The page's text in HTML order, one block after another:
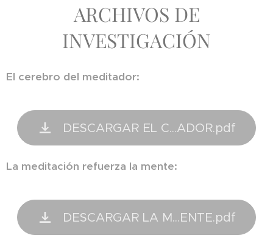
ARCHIVOS DE
INVESTIGACIÓN
El cerebro del meditador:
DESCARGAR EL C...ADOR.pdf
La meditación refuerza la mente:
DESCARGAR LA M...ENTE.pdf